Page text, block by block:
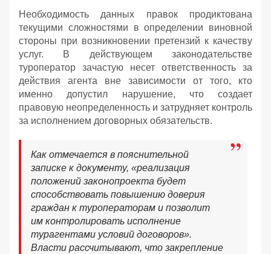
Необходимость данных правок продиктована
текущими сложностями в определении виновной
стороны при возникновении претензий к качеству
услуг. В действующем законодательстве
туроператор зачастую несет ответственность за
действия агента вне зависимости от того, кто
именно допустил нарушение, что создает
правовую неопределенность и затрудняет контроль
за исполнением договорных обязательств.
Как отмечается в пояснительной
записке к документу, «реализация
положений законопроекта будет
способствовать повышению доверия
граждан к туроператорам и позволит
им контролировать исполнение
турагентами условий договоров».
Власти рассчитывают, что закрепление